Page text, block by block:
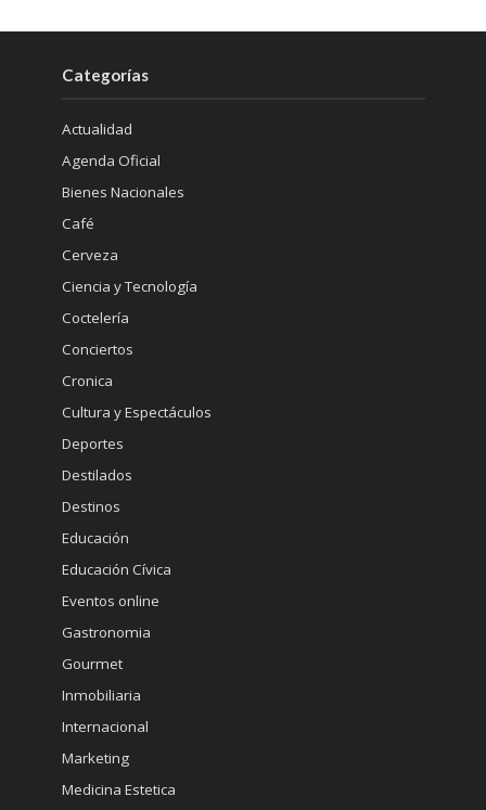
Categorías
Actualidad
Agenda Oficial
Bienes Nacionales
Café
Cerveza
Ciencia y Tecnología
Coctelería
Conciertos
Cronica
Cultura y Espectáculos
Deportes
Destilados
Destinos
Educación
Educación Cívica
Eventos online
Gastronomia
Gourmet
Inmobiliaria
Internacional
Marketing
Medicina Estetica